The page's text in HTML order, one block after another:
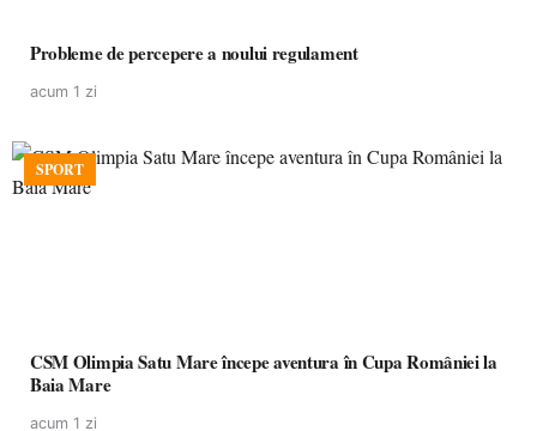
Probleme de percepere a noului regulament
acum 1 zi
SPORT
CSM Olimpia Satu Mare începe aventura în Cupa României la
Baia Mare
acum 1 zi